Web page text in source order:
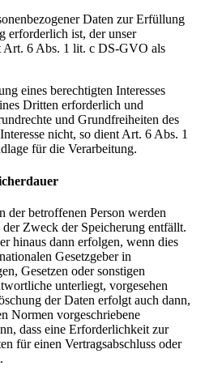
Daten zur Erfüllung
erforderlich ist, der unser
Art. 6 Abs. 1 lit. c DS-GVO als
eines berechtigten Interesses
Dritten erforderlich und
und Grundfreiheiten des
nicht, so dient Art. 6 Abs. 1
für die Verarbeitung.
der betroffenen Person werden
der Zweck der Speicherung entfällt.
hinaus dann erfolgen, wenn dies
Gesetzgeber in
Gesetzen oder sonstigen
unterliegt, vorgesehen
der Daten erfolgt auch dann,
Normen vorgeschriebene
dass eine Erforderlichkeit zur
für einen Vertragsabschluss oder